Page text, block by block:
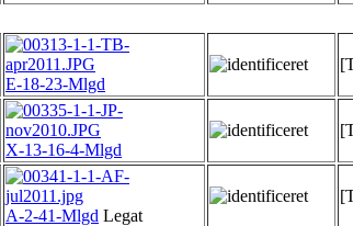
E-18-23-Mlgd
X-13-16-4-Mlgd
A-2-41-Mlgd Legat